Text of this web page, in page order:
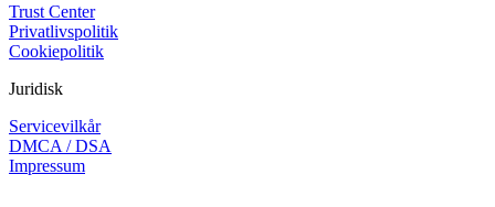
Trust Center
Privatlivspolitik
Cookiepolitik
Juridisk
Servicevilkår
DMCA / DSA
Impressum